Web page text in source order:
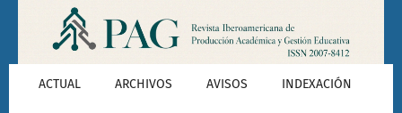
ACTUAL ARCHIVOS AVISOS INDEXACIÓN